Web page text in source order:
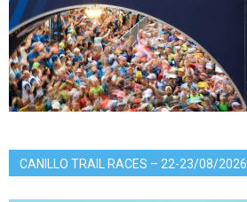
CANILLO TRAIL RACES – 22-23/08/2026